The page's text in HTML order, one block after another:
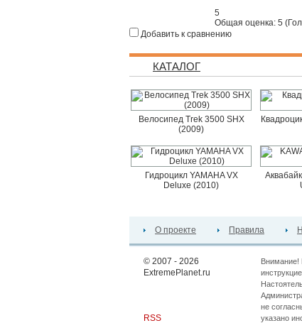
5
Общая оценка: 5 (
Добавить к сравнению
КАТАЛОГ
Велосипед Trek 3500 SHX
(2009)
Гидроцикл YAMAHA VX
Deluxe (2010)
О проекте Правила
© 2007 - 2026
ExtremePlanet.ru
RSS
Внимание!
не
указано